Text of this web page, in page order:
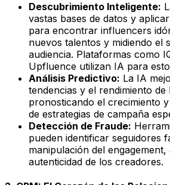
Descubrimiento Inteligente:
vastas bases de datos y
para encontrar influencers
nuevos talentos y midiendo el
audiencia. Plataformas como
Upfluence utilizan IA para
Análisis Predictivo: La IA
tendencias y el rendimiento
pronosticando el crecimiento
de estrategias de campaña
Detección de Fraude:
pueden identificar seguidores
manipulación del
autenticidad de los creadores.